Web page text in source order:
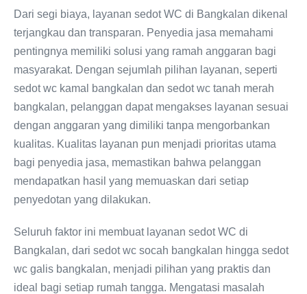
Dari segi biaya, layanan sedot WC di Bangkalan dikenal
terjangkau dan transparan. Penyedia jasa memahami
pentingnya memiliki solusi yang ramah anggaran bagi
masyarakat. Dengan sejumlah pilihan layanan, seperti
sedot wc kamal bangkalan dan sedot wc tanah merah
bangkalan, pelanggan dapat mengakses layanan sesuai
dengan anggaran yang dimiliki tanpa mengorbankan
kualitas. Kualitas layanan pun menjadi prioritas utama
bagi penyedia jasa, memastikan bahwa pelanggan
mendapatkan hasil yang memuaskan dari setiap
penyedotan yang dilakukan.
Seluruh faktor ini membuat layanan sedot WC di
Bangkalan, dari sedot wc socah bangkalan hingga sedot
wc galis bangkalan, menjadi pilihan yang praktis dan
ideal bagi setiap rumah tangga. Mengatasi masalah